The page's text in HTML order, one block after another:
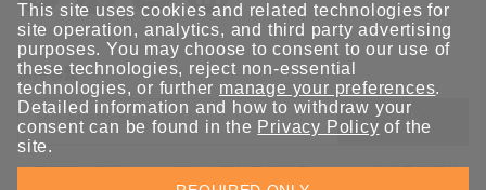
保持聯繫
送出
立即訂閱以獲得 Moxa 解決方案的最新消息。Moxa 非常重視您的
This site uses cookies and related technologies for
site operation, analytics, and third party advertising
purposes. You may choose to consent to our use of
these technologies, reject non-essential
technologies, or further manage your preferences.
Detailed information and how to withdraw your
consent can be found in the Privacy Policy of the
site.